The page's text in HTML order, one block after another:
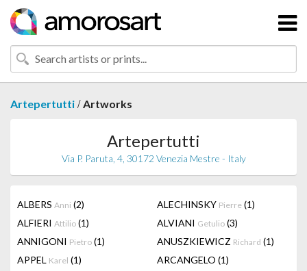
Artepertutti /Artworks
Artepertutti
Via P. Paruta, 4, 30172 Venezia Mestre - Italy
ALBERS Anni (2) ALECHINSKY Pierre (1)
ALFIERI Attilio (1) ALVIANI Getulio (3)
ANNIGONI Pietro (1) ANUSZKIEWICZ Richard (1)
APPEL Karel (1) ARCANGELO (1)